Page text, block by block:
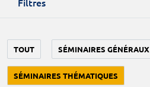
Filtres
TOUT SÉMINAIRES GÉNÉRAUX
SÉMINAIRES THÉMATIQUES